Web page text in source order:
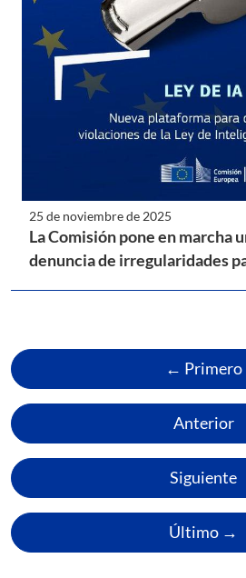
25 de noviembre de 2025
La Comisión pone en marcha
denuncia de irregularidades
← Primero
Anterior
Siguiente
Último →